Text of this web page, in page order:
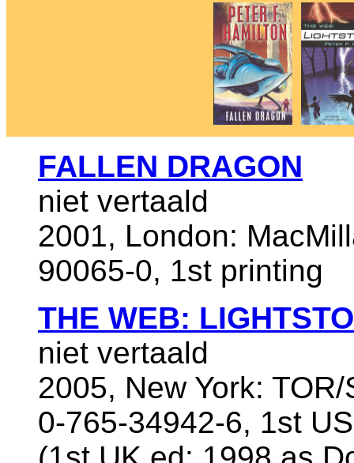
FALLEN DRAGON
niet vertaald
2001, London:
90065-0, 1st printing
THE WEB:
niet vertaald
2005, New York:
0-765-34942-6, 1st